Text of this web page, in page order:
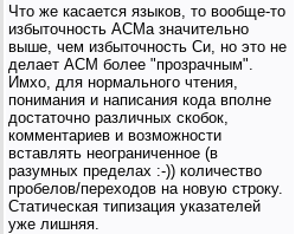
Что же касается языков, то вообще-то
избыточность АСМа значительно
выше, чем избыточность Си, но это не
делает АСМ более "прозрачным".
Имхо, для нормального чтения,
понимания и написания кода вполне
достаточно различных скобок,
комментариев и возможности
вставлять неограниченное (в
разумных пределах :-)) количество
пробелов/переходов на новую строку.
Статическая типизация указателей
уже лишняя.